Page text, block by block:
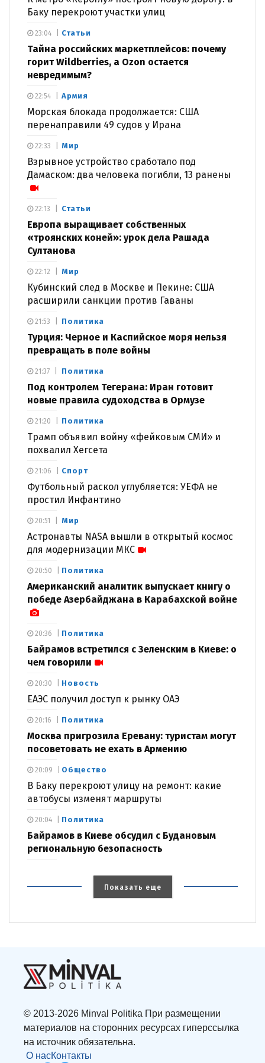
Баку перекроют участки улиц
Статьи
Тайна российских маркетплейсов: почему
горит Wildberries, а Ozon остается
невредимым?
23:04
Армия
Морская блокада продолжается: США
перенаправили 49 судов у Ирана
22:54
Мир
Взрывное устройство сработало под
Дамаском: два человека погибли, 13 ранены
22:33
Статьи
Европа выращивает собственных
«троянских коней»: урок дела Рашада
Султанова
22:13
Мир
Кубинский след в Москве и Пекине: США
расширили санкции против Гаваны
22:12
Политика
Турция: Черное и Каспийское моря нельзя
превращать в поле войны
21:53
Политика
Под контролем Тегерана: Иран готовит
новые правила судоходства в Ормузе
21:37
Политика
Трамп объявил войну «фейковым СМИ» и
похвалил Хегсета
21:20
Спорт
Футбольный раскол углубляется: УЕФА не
простил Инфантино
21:06
Мир
Астронавты NASA вышли в открытый космос
для модернизации МКС
20:51
Политика
Американский аналитик выпускает книгу о
победе Азербайджана в Карабахской войне
20:50
Политика
Байрамов встретился с Зеленским в Киеве: о
чем говорили
20:36
Новость
ЕАЭС получил доступ к рынку ОАЭ
20:30
Политика
Москва пригрозила Еревану: туристам могут
посоветовать не ехать в Армению
20:16
Общество
В Баку перекроют улицу на ремонт: какие
автобусы изменят маршруты
20:09
Политика
Байрамов в Киеве обсудил с Будановым
региональную безопасность
20:04
Показать еще
© 2013-2026 Minval Politika При размещении
материалов на сторонних ресурсах гиперссылка
на источник обязательна.
О насКонтакты